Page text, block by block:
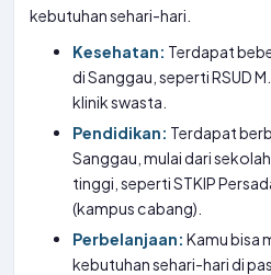
kebutuhan sehari-hari.
Kesehatan: Terdapat
di Sanggau, seperti RSUD
klinik swasta.
Pendidikan: Terdapat
Sanggau, mulai dari
tinggi, seperti STKIP
(kampus cabang).
Perbelanjaan: Kamu bisa
kebutuhan sehari-hari di